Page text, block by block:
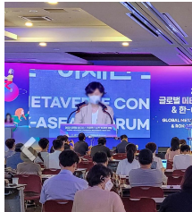
Previous
Previous